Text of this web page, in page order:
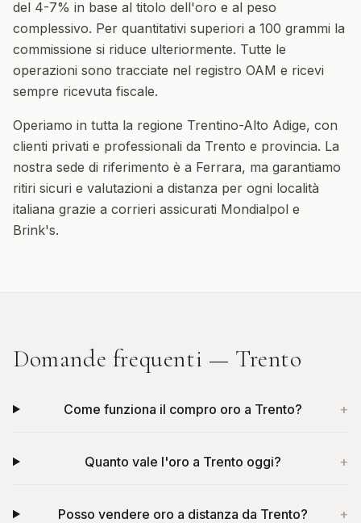
del 4-7% in base al titolo dell'oro e al peso
complessivo. Per quantitativi superiori a 100 grammi la
commissione si riduce ulteriormente. Tutte le
operazioni sono tracciate nel registro OAM e ricevi
sempre ricevuta fiscale.
Operiamo in tutta la regione Trentino-Alto Adige, con
clienti privati e professionali da Trento e provincia. La
nostra sede di riferimento è a Ferrara, ma garantiamo
ritiri sicuri e valutazioni a distanza per ogni località
italiana grazie a corrieri assicurati Mondialpol e
Brink's.
Domande frequenti — Trento
Come funziona il compro oro a Trento? +
Quanto vale l'oro a Trento oggi? +
Posso vendere oro a distanza da Trento? +